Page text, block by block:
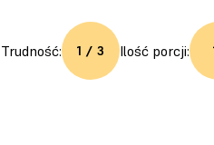
Trudność: 1 / 3 Ilość porcji: